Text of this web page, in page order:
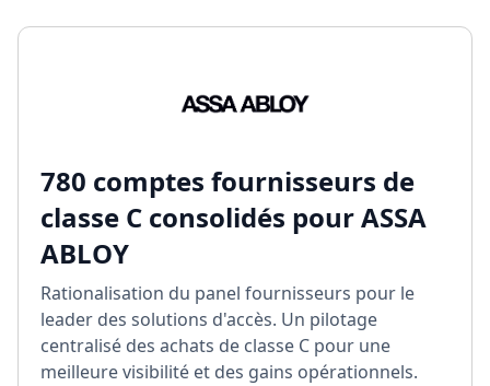
780 comptes fournisseurs de
classe C consolidés pour ASSA
ABLOY
Rationalisation du panel fournisseurs pour le
leader des solutions d'accès. Un pilotage
centralisé des achats de classe C pour une
meilleure visibilité et des gains opérationnels.